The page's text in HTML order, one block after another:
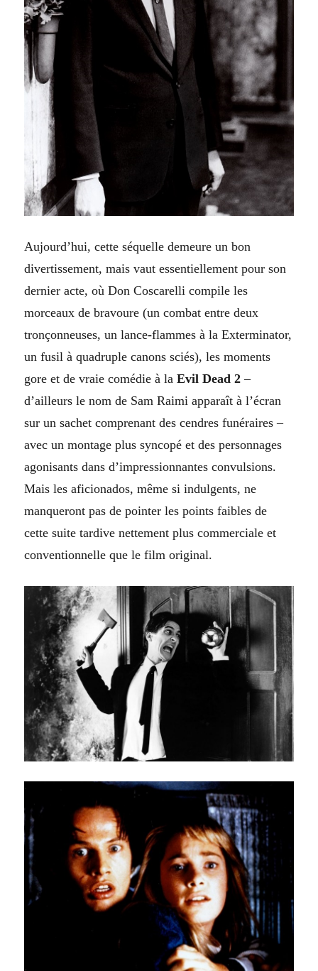
Aujourd’hui, cette séquelle demeure un bon
divertissement, mais vaut essentiellement pour son
dernier acte, où Don Coscarelli compile les
morceaux de bravoure (un combat entre deux
tronçonneuses, un lance-flammes à la Exterminator,
un fusil à quadruple canons sciés), les moments
gore et de vraie comédie à laEvil Dead 2 –
d’ailleurs le nom de Sam Raimi apparaît à l’écran
sur un sachet comprenant des cendres funéraires –
avec un montage plus syncopé et des personnages
agonisants dans d’impressionnantes convulsions.
Mais les aficionados, même si indulgents, ne
manqueront pas de pointer les points faibles de
cette suite tardive nettement plus commerciale et
conventionnelle que le film original.